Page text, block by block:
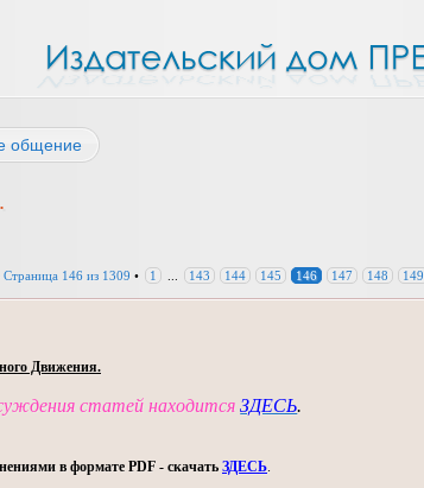
общение
Страница 146 из 1309 • 1 143 144 145 146 147 148 149
Движения.
статей находится ЗДЕСЬ.
в формате PDF - скачать ЗДЕСЬ.